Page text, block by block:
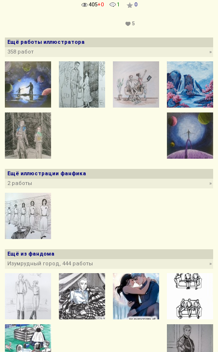
405+0 1 0
5
Ещё работы иллюстратора
»
358 работ
Ещё иллюстрации фанфика
2 работы
»
Ещё из фандома
»
Изумрудный город, 444 работы